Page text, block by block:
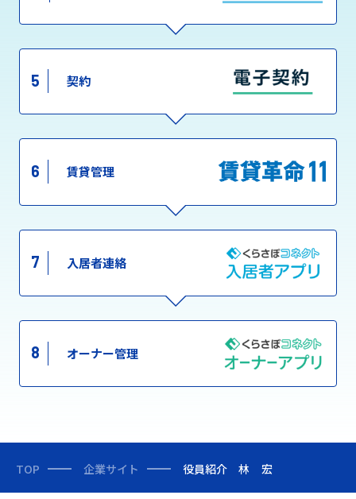
5 契約
6 賃貸管理
7 入居者連絡
8 オーナー管理
TOP 企業サイト 役員紹介 林 宏